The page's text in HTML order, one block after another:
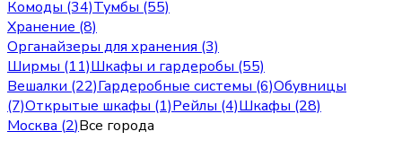
Комоды (34)Тумбы (55)
Хранение (8)
Органайзеры для хранения (3)
Ширмы (11)Шкафы и гардеробы (55)
Вешалки (22)Гардеробные системы (6)Обувницы
(7)Открытые шкафы (1)Рейлы (4)Шкафы (28)
Москва (2)Все города